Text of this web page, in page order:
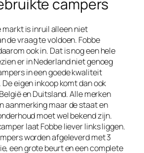
campers
markt is inruil alleen niet
de vraag te voldoen. Fobbe
ook in. Dat is nog een hele
er in Nederland niet genoeg
in een goede kwaliteit
eigen inkoop komt dan ook
en Duitsland. Alle merken
aanmerking maar de staat en
moet wel bekend zijn.
laat Fobbe liever links liggen.
worden afgeleverd met 3
een grote beurt en een complete